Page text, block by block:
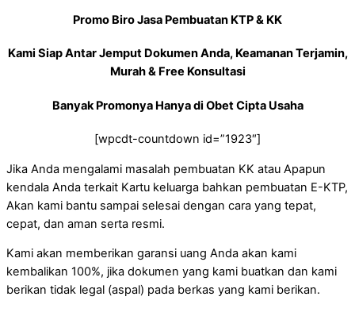
Promo Biro Jasa Pembuatan KTP & KK
Kami Siap Antar Jemput Dokumen Anda, Keamanan Terjamin,
Murah & Free Konsultasi
Banyak Promonya Hanya di Obet Cipta Usaha
[wpcdt-countdown id=”1923″]
Jika Anda mengalami masalah pembuatan KK atau Apapun
kendala Anda terkait Kartu keluarga bahkan pembuatan E-KTP,
Akan kami bantu sampai selesai dengan cara yang tepat,
cepat, dan aman serta resmi.
Kami akan memberikan garansi uang Anda akan kami
kembalikan 100%, jika dokumen yang kami buatkan dan kami
berikan tidak legal (aspal) pada berkas yang kami berikan.